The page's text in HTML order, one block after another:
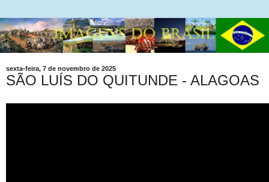
sexta-feira, 7 de novembro de 2025
SÃO LUÍS DO QUITUNDE - ALAGOAS